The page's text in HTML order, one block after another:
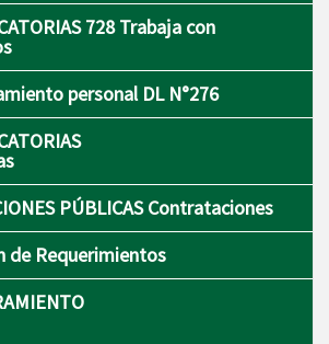
728 Trabaja con
personal DL N°276
PÚBLICAS Contrataciones
de Requerimientos